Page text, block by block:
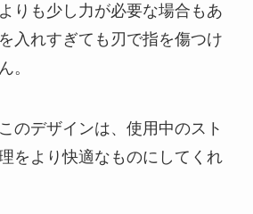
りも少し力が必要な場合もあ
入れすぎても刃で指を傷つけ
。
のデザインは、使用中のスト
をより快適なものにしてくれ